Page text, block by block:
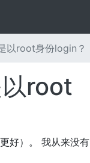
以root身份login？
root
更好）。 我从来没有